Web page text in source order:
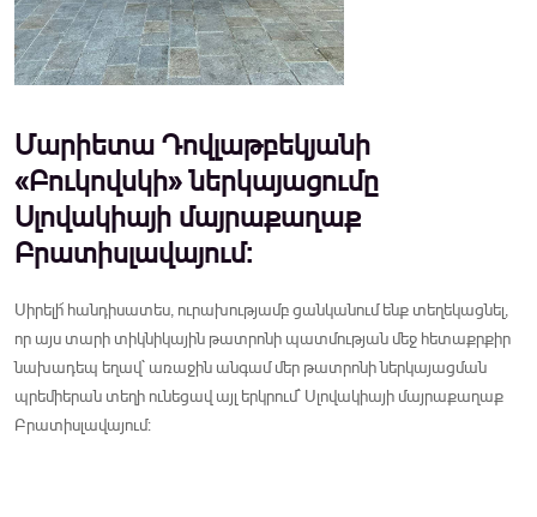
Մարիետա Դովլաթբեկյանի
«Բուկովսկի» ներկայացումը
Սլովակիայի մայրաքաղաք
Բրատիսլավայում:
Սիրելի՜ հանդիսատես, ուրախությամբ ցանկանում ենք տեղեկացնել,
որ այս տարի տիկնիկային թատրոնի պատմության մեջ հետաքրքիր
նախադեպ եղավ` առաջին անգամ մեր թատրոնի ներկայացման
պրեմիերան տեղի ունեցավ այլ երկրում` Սլովակիայի մայրաքաղաք
Բրատիսլավայում: